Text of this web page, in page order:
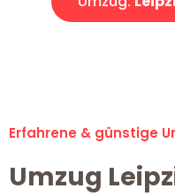
Erfahrene & günstige
Umzug